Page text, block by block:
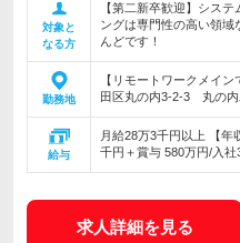
対象と
なる方
【第二新卒歓迎】シス
ングは専門性の高い領域
んどです！
勤務地
【リモートワークメイ
田区丸の内3-2-3 丸の内
給与
月給28万3千円以上 【年
千円＋賞与 580万円/入
求人詳細を見る